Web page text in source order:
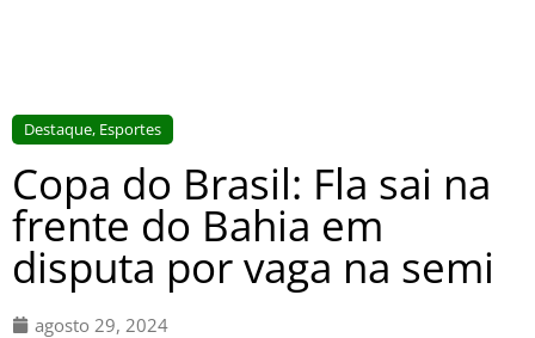
Destaque, Esportes
Copa do Brasil: Fla sai na
frente do Bahia em
disputa por vaga na semi
agosto 29, 2024